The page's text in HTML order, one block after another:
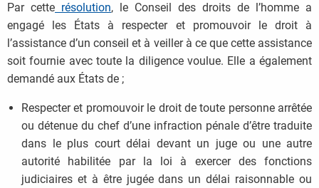
Par cette résolution, le Conseil des droits de l’homme a
engagé les États à respecter et promouvoir le droit à
l’assistance d’un conseil et à veiller à ce que cette assistance
soit fournie avec toute la diligence voulue. Elle a également
demandé aux États de ;
Respecter et promouvoir le droit de toute personne arrêtée
ou détenue du chef d’une infraction pénale d’être traduite
dans le plus court délai devant un juge ou une autre
autorité habilitée par la loi à exercer des fonctions
judiciaires et à être jugée dans un délai raisonnable ou